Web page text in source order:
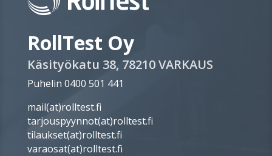
RollTest Oy
Käsityökatu 38, 78210 VARKAUS
Puhelin 0400 501 441
mail(at)rolltest.fi
tarjouspyynnot(at)rolltest.fi
tilaukset(at)rolltest.fi
varaosat(at)rolltest.fi